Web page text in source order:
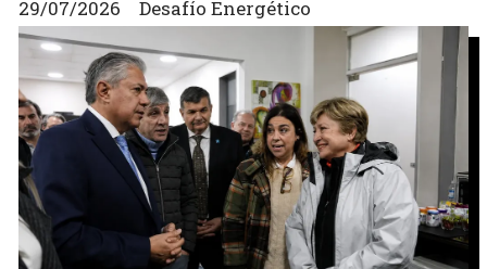
Desafío Energético
29/07/2026